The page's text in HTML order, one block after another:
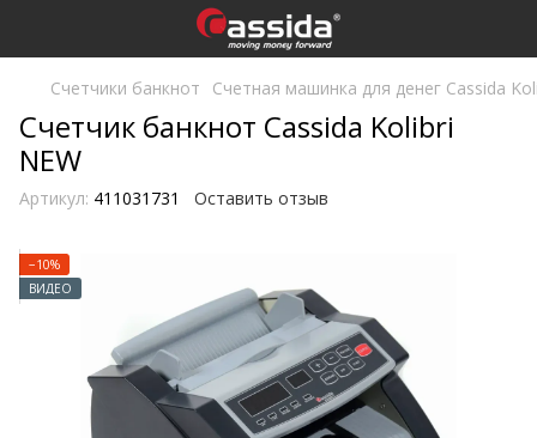
Счетчики банкнот Счетная машинка для денег Cassida
Счетчик банкнот Cassida Kolibri
NEW
Артикул: 411031731 Оставить отзыв
−10%
ВИДЕО